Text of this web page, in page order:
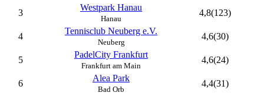
3
Westpark Hanau
Hanau
4,8(123)
4
Tennisclub Neuberg e.V.
Neuberg
4,6(30)
5
PadelCity Frankfurt
Frankfurt am Main
4,6(24)
6
Alea Park
Bad Orb
4,4(31)